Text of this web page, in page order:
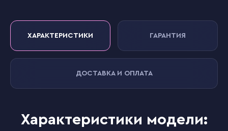
ХАРАКТЕРИСТИКИ ГАРАНТИЯ
ДОСТАВКА И ОПЛАТА
Характеристики модели: